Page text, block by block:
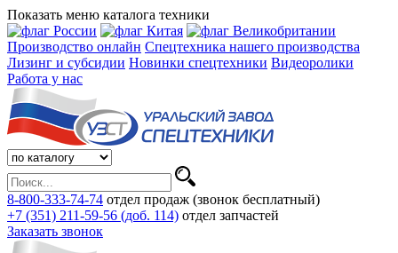
Показать меню каталога техники
Производство онлайн Спецтехника нашего производства
Лизинг и субсидии Новинки спецтехники Видеоролики
Работа у нас
8-800-333-74-74 отдел продаж (звонок бесплатный)
+7 (351) 211-59-56 (доб. 114) отдел запчастей
Заказать звонок